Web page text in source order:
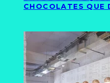
CHOCOLATES QUE